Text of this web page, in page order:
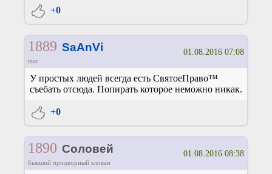
+0
1889 SaAnVi
tzar
01.08.2016 07:08
У простых людей всегда есть СвятоеПраво™
съебать отсюда. Попирать которое неможно никак.
+0
1890 Соловей
бывший придворный клован
01.08.2016 08:38